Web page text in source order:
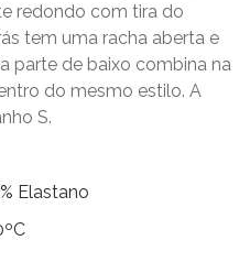
redondo com tira do
tem uma racha aberta e
parte de baixo combina na
do mesmo estilo. A
S.
Elastano